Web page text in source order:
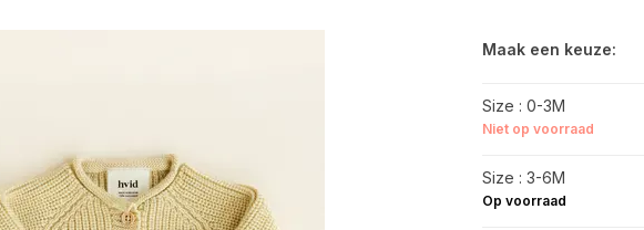
Maak een keuze:
Size : 0-3M
Niet op voorraad
Size : 3-6M
Op voorraad